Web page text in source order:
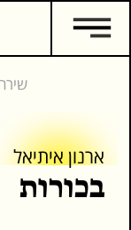
ארנון איתיאל
בכורות